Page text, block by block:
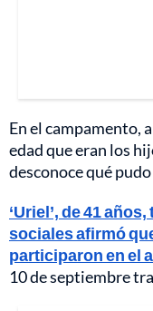
En el campamento,
edad que eran los
desconoce qué
‘Uriel’, de 41
sociales afirmó
participaron en el
10 de septiembre